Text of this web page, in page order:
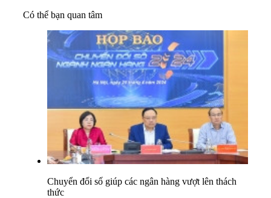
Có thể bạn quan tâm
Chuyển đổi số giúp các ngân hàng vượt lên thách
thức